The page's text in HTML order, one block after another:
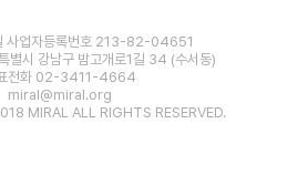
사업자등록번호 213-82-04651
시 강남구 밤고개로1길 34 (수서동)
전화 02-3411-4664
miral@miral.org
MIRAL ALL RIGHTS RESERVED.